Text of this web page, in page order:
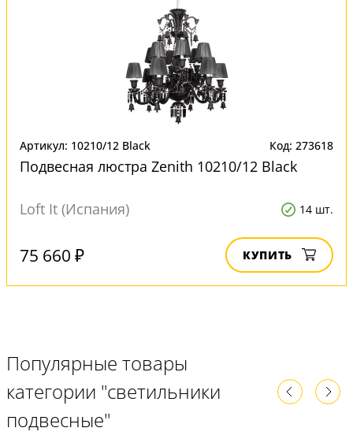
Артикул: 10210/12 Black Код: 273618
Подвесная люстра Zenith 10210/12 Black
Loft It (Испания) 14 шт.
75 660 ₽ КУПИТЬ
Популярные товары
категории "светильники
подвесные"